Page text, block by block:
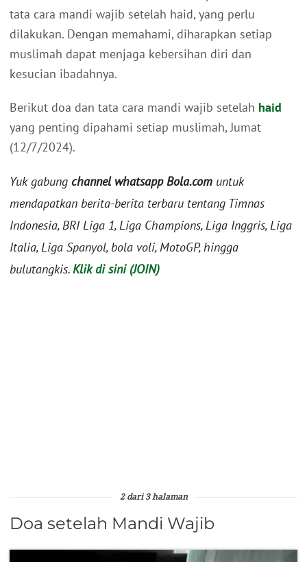
tata cara mandi wajib setelah haid, yang perlu
dilakukan. Dengan memahami, diharapkan setiap
muslimah dapat menjaga kebersihan diri dan
kesucian ibadahnya.
Berikut doa dan tata cara mandi wajib setelah haid
yang penting dipahami setiap muslimah, Jumat
(12/7/2024).
Yuk gabung channel whatsapp Bola.com untuk
mendapatkan berita-berita terbaru tentang Timnas
Indonesia, BRI Liga 1, Liga Champions, Liga Inggris, Liga
Italia, Liga Spanyol, bola voli, MotoGP, hingga
bulutangkis.Klik di sini (JOIN)
2 dari 3 halaman
Doa setelah Mandi Wajib